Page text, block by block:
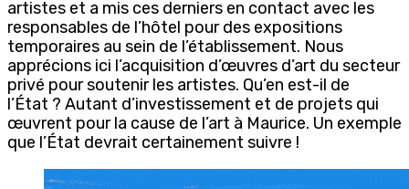
artistes et a mis ces derniers en contact avec les
responsables de l’hôtel pour des expositions
temporaires au sein de l’établissement. Nous
apprécions ici l’acquisition d’œuvres d’art du secteur
privé pour soutenir les artistes. Qu’en est-il de
l’État ? Autant d’investissement et de projets qui
œuvrent pour la cause de l’art à Maurice. Un exemple
que l’État devrait certainement suivre !